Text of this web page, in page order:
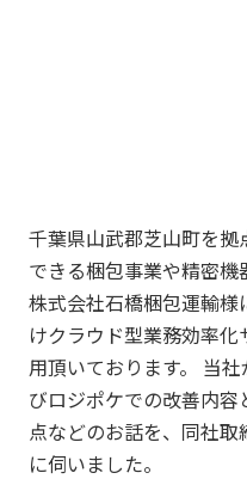
千葉県山武郡芝山町を
できる梱包事業や精密
株式会社石橋梱包運輸
けクラウド型業務効率
用頂いております。 当
びロジポケでの改善内
点などのお話を、同社
に伺いました。